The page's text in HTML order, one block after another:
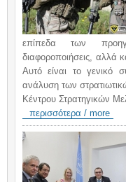
επίπεδα των
διαφοροποιήσεις, αλλά
Αυτό είναι το γενικό
ανάλυση των
Κέντρου Στρατηγικών
περισσότερα / more